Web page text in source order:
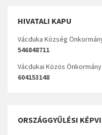
HIVATALI KAPU
Vácduka Község
546848711
Vácdukai Közös
604153148
ORSZÁGGYŰLÉSI